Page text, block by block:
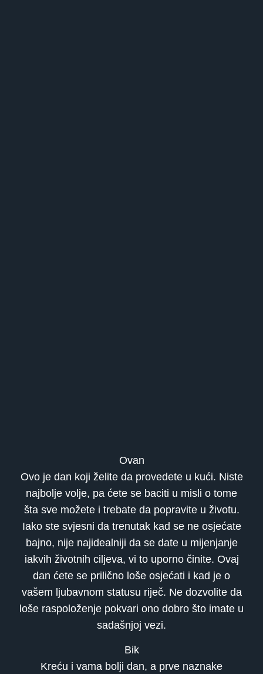
Ovan
Ovo je dan koji želite da provedete u kući. Niste
najbolje volje, pa ćete se baciti u misli o tome
šta sve možete i trebate da popravite u životu.
Iako ste svjesni da trenutak kad se ne osjećate
bajno, nije najidealniji da se date u mijenjanje
iakvih životnih ciljeva, vi to uporno činite. Ovaj
dan ćete se prilično loše osjećati i kad je o
vašem ljubavnom statusu riječ. Ne dozvolite da
loše raspoloženje pokvari ono dobro što imate u
sadašnjoj vezi.
Bik
Kreću i vama bolji dan, a prve naznake